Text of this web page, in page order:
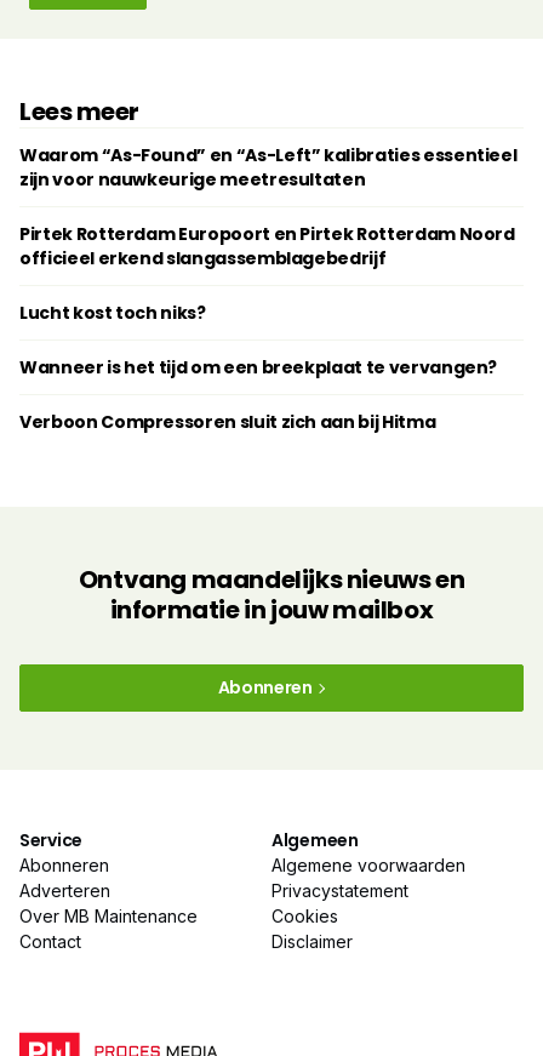
Lees meer
Waarom “As-Found” en “As-Left” kalibraties essentieel
zijn voor nauwkeurige meetresultaten
Pirtek Rotterdam Europoort en Pirtek Rotterdam Noord
officieel erkend slangassemblagebedrijf
Lucht kost toch niks?
Wanneer is het tijd om een breekplaat te vervangen?
Verboon Compressoren sluit zich aan bij Hitma
Ontvang maandelijks nieuws en
informatie in jouw mailbox
Abonneren
Service
Abonneren
Adverteren
Over MB Maintenance
Contact
Algemeen
Algemene voorwaarden
Privacystatement
Cookies
Disclaimer